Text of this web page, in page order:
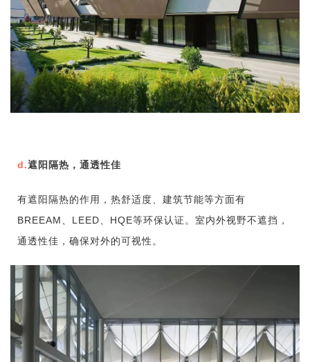
d.遮阳隔热，通透性佳
有遮阳隔热的作用，热舒适度、建筑节能等方面有
BREEAM、LEED、HQE等环保认证。 室内外视野不遮挡，
通透性佳，确保对外的可视性。